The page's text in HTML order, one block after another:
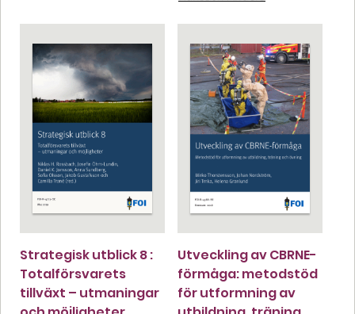
Strategisk utblick 8 :
Totalförsvarets
tillväxt – utmaningar
Utveckling av CBRNE-
förmåga: metodstöd
för utformning av